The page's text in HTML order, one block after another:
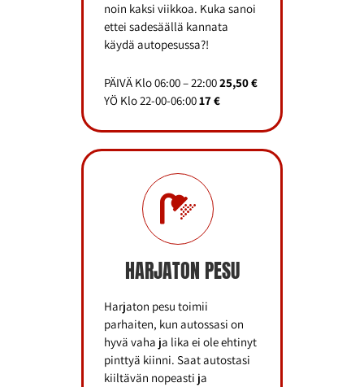
noin kaksi viikkoa. Kuka sanoi
ettei sadesäällä kannata
käydä autopesussa?!
PÄIVÄ Klo 06:00 – 22:0025,50 €
YÖ Klo 22-00-06:0017 €
HARJATON PESU
Harjaton pesu toimii
parhaiten, kun autossasi on
hyvä vaha ja lika ei ole ehtinyt
pinttyä kiinni. Saat autostasi
kiiltävän nopeasti ja